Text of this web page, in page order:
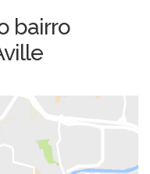
bairro